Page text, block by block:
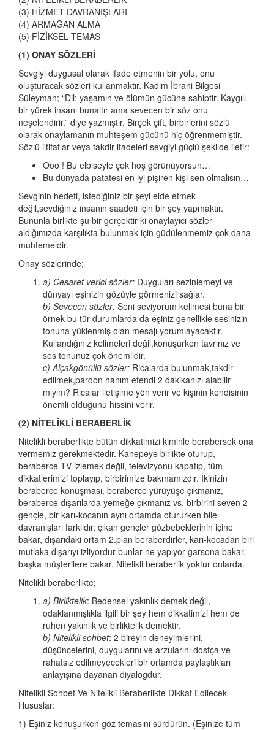
(3) HİZMET DAVRANIŞLARI
(4) ARMAĞAN ALMA
(5) FİZİKSEL TEMAS
(1) ONAY SÖZLERİ
Sevgiyi duygusal olarak ifade etmenin bir yolu, onu
oluşturacak sözleri kullanmaktır. Kadim İbrani Bilgesi
Süleyman; “Dil; yaşamın ve ölümün gücüne sahiptir. Kaygılı
bir yürek insanı bunaltır ama sevecen bir söz onu
neşelendirir.” diye yazmıştır. Birçok çift, birbirlerini sözlü
olarak onaylamanın muhteşem gücünü hiç öğrenmemiştir.
Sözlü iltifatlar veya takdir ifadeleri sevgiyi güçlü şekilde iletir:
Ooo ! Bu elbiseyle çok hoş görünüyorsun…
Bu dünyada patatesi en iyi pişiren kişi sen olmalısın…
Sevginin hedefi, istediğiniz bir şeyi elde etmek
değil,sevdiğiniz insanın saadeti için bir şey yapmaktır.
Bununla birlikte şu bir gerçektir ki onaylayıcı sözler
aldığımızda karşılıkta bulunmak için güdülenmemiz çok daha
muhtemeldir.
Onay sözlerinde;
a) Cesaret verici sözler: Duyguları sezinlemeyi ve
dünyayı eşinizin gözüyle görmenizi sağlar.
b) Sevecen sözler: Seni seviyorum kelimesi buna bir
örnek bu tür durumlarda da eşiniz genellikle sesinizin
tonuna yüklenmiş olan mesajı yorumlayacaktır.
Kullandığınız kelimeleri değil,konuşurken tavrınız ve
ses tonunuz çok önemlidir.
c) Alçakgönüllü sözler: Ricalarda bulunmak,takdir
edilmek,pardon hanım efendi 2 dakikanızı alabilir
miyim? Ricalar iletişime yön verir ve kişinin kendisinin
önemli olduğunu hissini verir.
(2) NİTELİKLİ BERABERLİK
Nitelikli beraberlikte bütün dikkatimizi kiminle berabersek ona
vermemiz gerekmektedir. Kanepeye birlikte oturup,
beraberce TV izlemek değil, televizyonu kapatıp, tüm
dikkatlerimizi toplayıp, birbirimize bakmamızdır. İkinizin
beraberce konuşması, beraberce yürüyüşe çıkmanız,
beraberce dışarılarda yemeğe çıkmanız vs. birbirini seven 2
gençle, bir karı-kocanın aynı ortamda otururken bile
davranışları farklıdır, çıkan gençler gözbebeklerinin içine
bakar, dışarıdaki ortam 2.plan beraberdirler, karı-kocadan biri
mutlaka dışarıyı izliyordur bunlar ne yapıyor garsona bakar,
başka müşterilere bakar. Nitelikli beraberlik yoktur onlarda.
Nitelikli beraberlikte;
a) Birliktelik: Bedensel yakınlık demek değil,
odaklanmışlıkla ilgili bir şey hem dikkatimizi hem de
ruhen yakınlık ve birliktelik demektir.
b) Nitelikli sohbet: 2 bireyin deneyimlerini,
düşüncelerini, duygularını ve arzularını dostça ve
rahatsız edilmeyecekleri bir ortamda paylaştıkları
anlayışına dayanan diyalogdur.
Nitelikli Sohbet Ve Nitelikli Beraberlikte Dikkat Edilecek
Hususlar:
1) Eşiniz konuşurken göz temasını sürdürün. (Eşinize tüm